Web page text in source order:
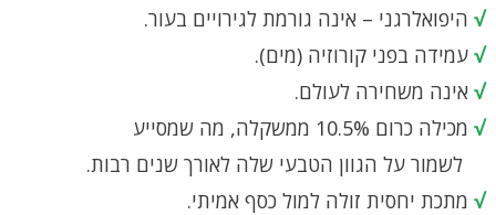
√ היפואלרגני – אינה גורמת לגירויים בעור.
√ עמידה בפני קורוזיה (מים).
√ אינה משחירה לעולם.
√ מכילה כרום 10.5% ממשקלה, מה שמסייע
לשמור על הגוון הטבעי שלה לאורך שנים רבות.
√ מתכת יחסית זולה למול כסף אמיתי.